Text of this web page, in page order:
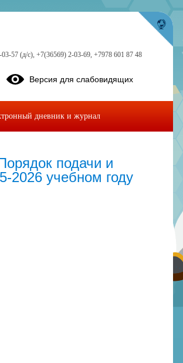
подачи и
2026 учебном году
57 (д/с), +7(36569) 2-03-69, +7978 601 87 48
Версия для слабовидящих
дневник и журнал